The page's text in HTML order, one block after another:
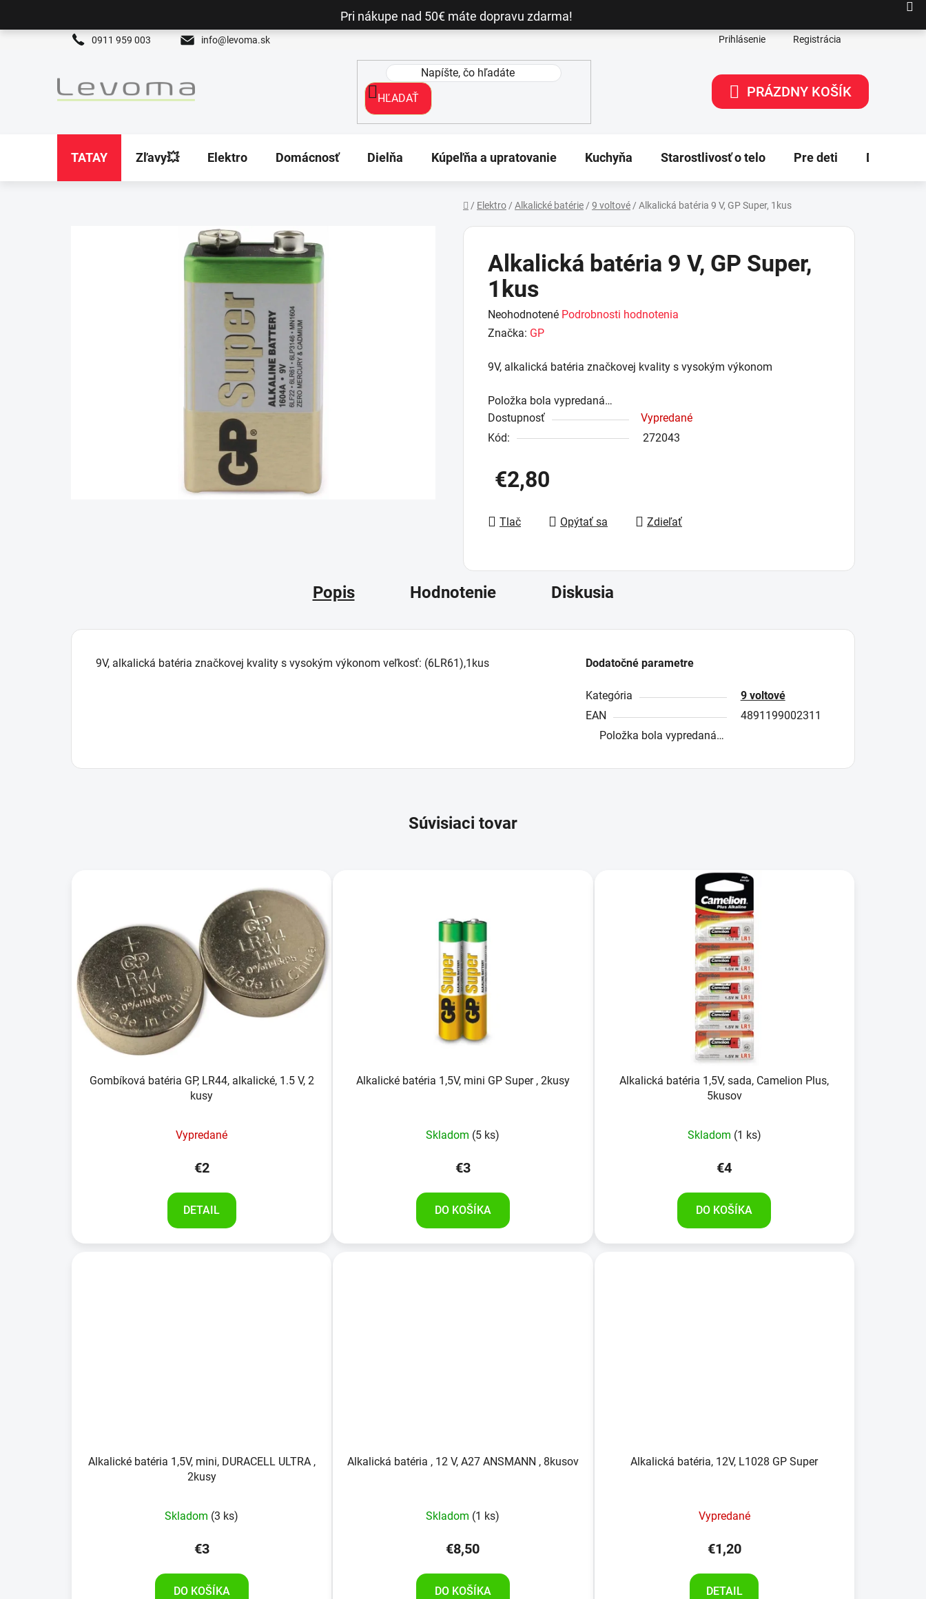
Pri nákupe nad 50€ máte dopravu zdarma!
0911 959 003 info@levoma.sk Prihlásenie Registrácia
HĽADAŤ
NÁKUPNÝ
PRÁZDNY KOŠÍK
TATAY Zľavy💥 Elektro Domácnosť Dielňa Kúpeľňa a upratovanie Kuchyňa Starostlivosť o telo Pre deti Dekorácie
/ Elektro / Alkalické batérie / 9 voltové / Alkalická batéria 9 V, GP Super, 1kus
Alkalická batéria 9 V, GP Super,
1kus
Priemerné
hodnotenie
je
z
5
hviezdičiek.
Neohodnotené Podrobnosti hodnotenia
Značka: GP
9V, alkalická batéria značkovej kvality s vysokým výkonom
Položka bola vypredaná…
Dostupnosť
Vypredané
Kód:
272043
€2,80
Tlač
Opýtať sa Zdieľať
Popis Hodnotenie Diskusia
9V, alkalická batéria značkovej kvality s vysokým výkonom veľkosť: (6LR61),1kus Dodatočné parametre
Kategória
9 voltové
EAN
4891199002311
Položka bola vypredaná…
Súvisiaci tovar
Gombíková batéria GP, LR44, alkalické, 1.5 V, 2
kusy
Vypredané
€2
DETAIL
Alkalické batéria 1,5V, mini GP Super , 2kusy
Skladom (5 ks)
€3
DO KOŠÍKA
Alkalická batéria 1,5V, sada, Camelion Plus,
5kusov
Skladom (1 ks)
€4
DO KOŠÍKA
Alkalické batéria 1,5V, mini, DURACELL ULTRA ,
2kusy
Skladom (3 ks)
€3
DO KOŠÍKA
Alkalická batéria , 12 V, A27 ANSMANN , 8kusov
Skladom (1 ks)
€8,50
DO KOŠÍKA
Alkalická batéria, 12V, L1028 GP Super
Vypredané
€1,20
DETAIL